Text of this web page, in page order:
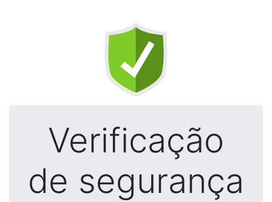
Verificação
de segurança